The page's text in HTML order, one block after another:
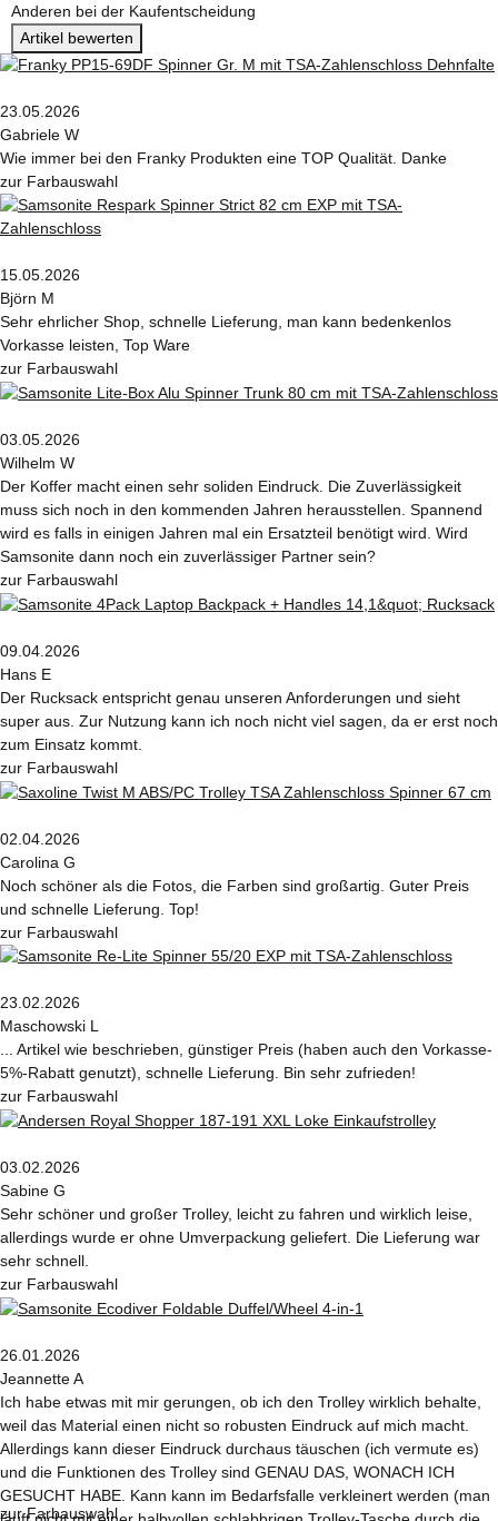
Anderen bei der Kaufentscheidung
Artikel bewerten
23.05.2026
Gabriele W
Wie immer bei den Franky Produkten eine TOP Qualität. Danke
zur Farbauswahl
15.05.2026
Björn M
Sehr ehrlicher Shop, schnelle Lieferung, man kann bedenkenlos
Vorkasse leisten, Top Ware
zur Farbauswahl
03.05.2026
Wilhelm W
Der Koffer macht einen sehr soliden Eindruck. Die Zuverlässigkeit
muss sich noch in den kommenden Jahren herausstellen. Spannend
wird es falls in einigen Jahren mal ein Ersatzteil benötigt wird. Wird
Samsonite dann noch ein zuverlässiger Partner sein?
zur Farbauswahl
09.04.2026
Hans E
Der Rucksack entspricht genau unseren Anforderungen und sieht
super aus. Zur Nutzung kann ich noch nicht viel sagen, da er erst noch
zum Einsatz kommt.
zur Farbauswahl
02.04.2026
Carolina G
Noch schöner als die Fotos, die Farben sind großartig. Guter Preis
und schnelle Lieferung. Top!
zur Farbauswahl
23.02.2026
Maschowski L
... Artikel wie beschrieben, günstiger Preis (haben auch den Vorkasse-
5%-Rabatt genutzt), schnelle Lieferung. Bin sehr zufrieden!
zur Farbauswahl
03.02.2026
Sabine G
Sehr schöner und großer Trolley, leicht zu fahren und wirklich leise,
allerdings wurde er ohne Umverpackung geliefert. Die Lieferung war
sehr schnell.
zur Farbauswahl
26.01.2026
Jeannette A
Ich habe etwas mit mir gerungen, ob ich den Trolley wirklich behalte,
weil das Material einen nicht so robusten Eindruck auf mich macht.
Allerdings kann dieser Eindruck durchaus täuschen (ich vermute es)
und die Funktionen des Trolley sind GENAU DAS, WONACH ICH
GESUCHT HABE. Kann kann im Bedarfsfalle verkleinert werden (man
zur Farbauswahl